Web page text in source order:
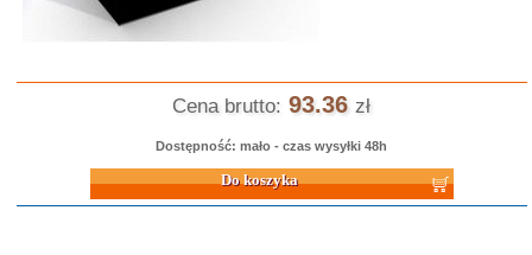
Cena brutto: 93.36 zł
Dostępność: mało - czas wysyłki 48h
Do koszyka